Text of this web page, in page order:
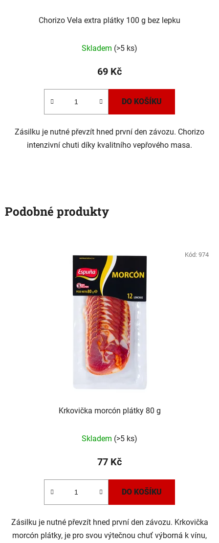
Chorizo Vela extra plátky 100 g bez lepku
Skladem (>5 ks)
69 Kč
DO KOŠÍKU
Zásilku je nutné převzít hned první den závozu. Chorizo
intenzivní chuti díky kvalitního vepřového masa.
Podobné produkty
Krkovička morcón plátky 80 g
Skladem (>5 ks)
77 Kč
DO KOŠÍKU
Zásilku je nutné převzít hned první den závozu. Krkovička
morcón plátky, je pro svou výtečnou chuť výborná k vínu,
Kód: 974